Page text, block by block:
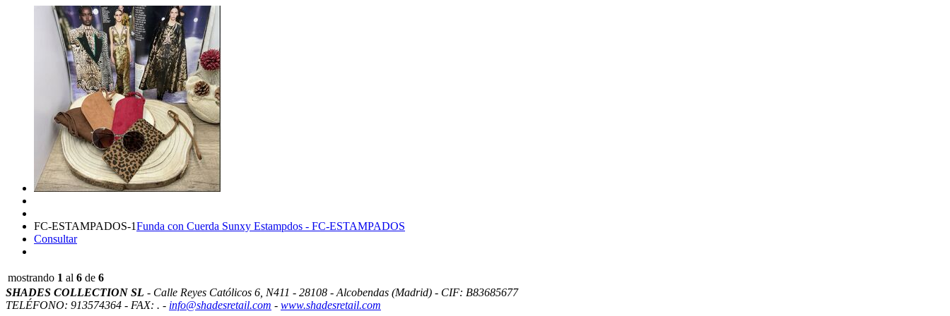
FC-ESTAMPADOS-1Funda con Cuerda Sunxy Estampdos - FC-ESTAMPADOS
Consultar
mostrando 1 al 6 de 6
SHADES COLLECTION SL - Calle Reyes Católicos 6, N411 - 28108 - Alcobendas (Madrid) - CIF: B83685677
TELÉFONO: 913574364 - FAX: . - info@shadesretail.com - www.shadesretail.com